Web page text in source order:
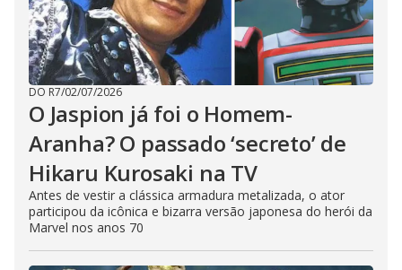
DO R7/02/07/2026
O Jaspion já foi o Homem-
Aranha? O passado ‘secreto’ de
Hikaru Kurosaki na TV
Antes de vestir a clássica armadura metalizada, o ator
participou da icônica e bizarra versão japonesa do herói da
Marvel nos anos 70